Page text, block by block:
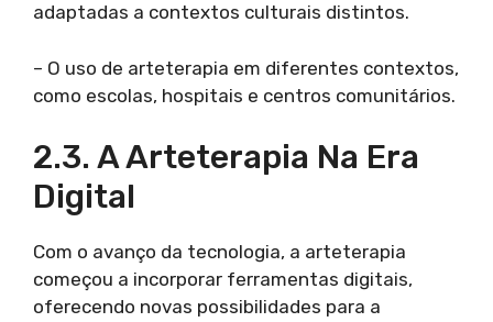
adaptadas a contextos culturais distintos.
– O uso de arteterapia em diferentes contextos,
como escolas, hospitais e centros comunitários.
2.3. A Arteterapia Na Era
Digital
Com o avanço da tecnologia, a arteterapia
começou a incorporar ferramentas digitais,
oferecendo novas possibilidades para a